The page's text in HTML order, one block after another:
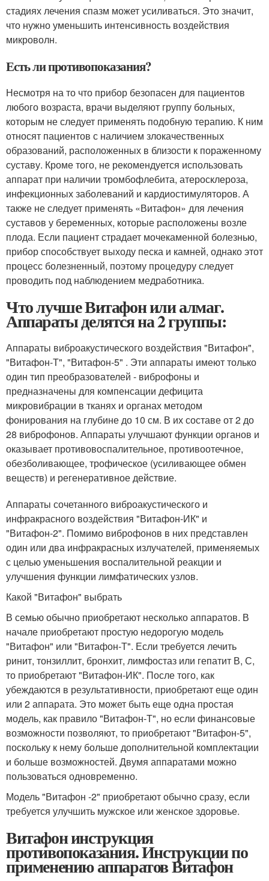
стадиях лечения спазм может усиливаться. Это значит,
что нужно уменьшить интенсивность воздействия
микроволн.
Есть ли противопоказания?
Несмотря на то что прибор безопасен для пациентов
любого возраста, врачи выделяют группу больных,
которым не следует применять подобную терапию. К ним
относят пациентов с наличием злокачественных
образований, расположенных в близости к пораженному
суставу. Кроме того, не рекомендуется использовать
аппарат при наличии тромбофлебита, атеросклероза,
инфекционных заболеваний и кардиостимуляторов. А
также не следует применять «Витафон» для лечения
суставов у беременных, которые расположены возле
плода. Если пациент страдает мочекаменной болезнью,
прибор способствует выходу песка и камней, однако этот
процесс болезненный, поэтому процедуру следует
проводить под наблюдением медработника.
Что лучше Витафон или алмаг.
Аппараты делятся на 2 группы:
Аппараты виброакустического воздействия "Витафон",
"Витафон-Т", "Витафон-5" . Эти аппараты имеют только
один тип преобразователей - виброфоны и
предназначены для компенсации дефицита
микровибрации в тканях и органах методом
фонирования на глубине до 10 см. В их составе от 2 до
28 виброфонов. Аппараты улучшают функции органов и
оказывает противовоспалительное, противоотечное,
обезболивающее, трофическое (усиливающее обмен
веществ) и регенеративное действие.
Аппараты сочетанного виброакустического и
инфракрасного воздействия "Витафон-ИК" и
"Витафон-2". Помимо виброфонов в них представлен
один или два инфракрасных излучателей, применяемых
с целью уменьшения воспалительной реакции и
улучшения функции лимфатических узлов.
Какой "Витафон" выбрать
В семью обычно приобретают несколько аппаратов. В
начале приобретают простую недорогую модель
"Витафон" или "Витафон-Т". Если требуется лечить
ринит, тонзиллит, бронхит, лимфостаз или гепатит В, С,
то приобретают "Витафон-ИК". После того, как
убеждаются в результативности, приобретают еще один
или 2 аппарата. Это может быть еще одна простая
модель, как правило "Витафон-Т", но если финансовые
возможности позволяют, то приобретают "Витафон-5",
поскольку к нему больше дополнительной комплектации
и больше возможностей. Двумя аппаратами можно
пользоваться одновременно.
Модель "Витафон -2" приобретают обычно сразу, если
требуется улучшить мужское или женское здоровье.
Витафон инструкция
противопоказания. Инструкции по
применению аппаратов Витафон